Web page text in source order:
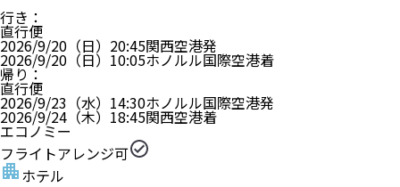
行き ：
直行便
2026/9/20（日） 20:45関西空港発
2026/9/20（日） 10:05ホノルル国際空港着
帰り ：
直行便
2026/9/23（水） 14:30ホノルル国際空港発
2026/9/24（木） 18:45関西空港着
エコノミー
フライトアレンジ可
ホテル